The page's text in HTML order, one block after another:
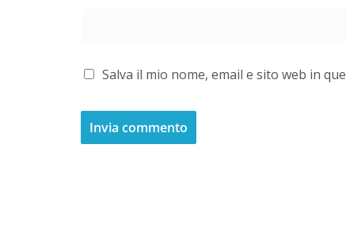
Salva il mio nome, email e sito web in